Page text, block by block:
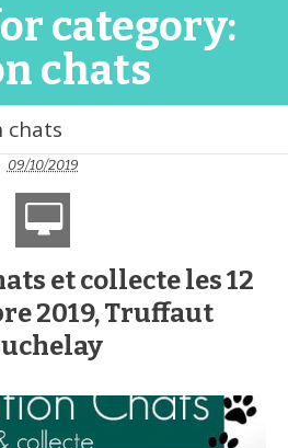
category:
chats
chats
09/10/2019
et collecte les 12
2019, Truffaut